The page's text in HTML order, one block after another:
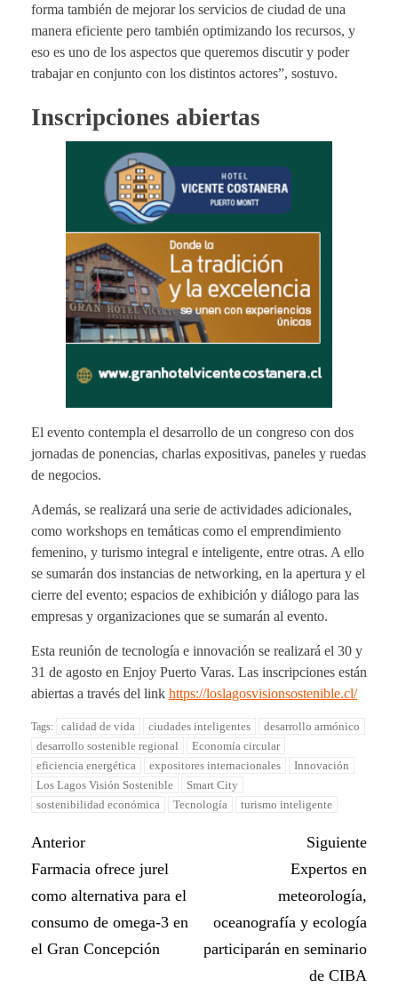
forma también de mejorar los servicios de ciudad de una
manera eficiente pero también optimizando los recursos, y
eso es uno de los aspectos que queremos discutir y poder
trabajar en conjunto con los distintos actores”, sostuvo.
Inscripciones abiertas
El evento contempla el desarrollo de un congreso con dos
jornadas de ponencias, charlas expositivas, paneles y ruedas
de negocios.
Además, se realizará una serie de actividades adicionales,
como workshops en temáticas como el emprendimiento
femenino, y turismo integral e inteligente, entre otras. A ello
se sumarán dos instancias de networking, en la apertura y el
cierre del evento; espacios de exhibición y diálogo para las
empresas y organizaciones que se sumarán al evento.
Esta reunión de tecnología e innovación se realizará el 30 y
31 de agosto en Enjoy Puerto Varas. Las inscripciones están
abiertas a través del link https://loslagosvisionsostenible.cl/
Tags: calidad de vida ciudades inteligentes
desarrollo armónico
desarrollo sostenible regional
Economía circular
eficiencia energética
expositores internacionales
Innovación
Los Lagos Visión Sostenible
Smart City
sostenibilidad económica
Tecnología turismo inteligente
Anterior
Farmacia ofrece jurel
como alternativa para el
consumo de omega-3 en
el Gran Concepción
Siguiente
Expertos en
meteorología,
oceanografía y ecología
participarán en seminario
de CIBA